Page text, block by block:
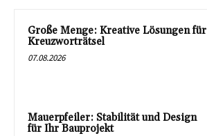
Große Menge: Kreative Lösungen für
Kreuzworträtsel
07.08.2026
Mauerpfeiler: Stabilität und Design
für Ihr Bauprojekt